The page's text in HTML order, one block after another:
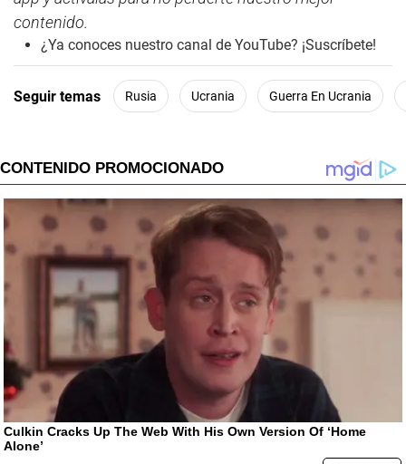
contenido.
¿Ya conoces nuestro canal de YouTube? ¡Suscríbete!
Seguir temas Rusia Ucrania Guerra En Ucrania